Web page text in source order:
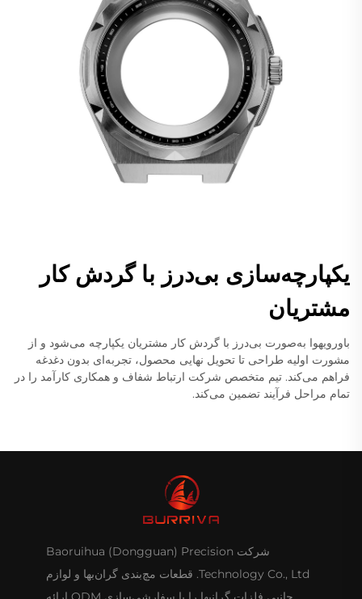
یکپارچه‌سازی بی‌درز با گردش کار
مشتریان
باورویهوا به‌صورت بی‌درز با گردش کار مشتریان یکپارچه می‌شود و از
مشورت اولیه طراحی تا تحویل نهایی محصول، تجربه‌ای بدون دغدغه
فراهم می‌کند. تیم متخصص شرکت ارتباط شفاف و همکاری کارآمد را در
تمام مراحل فرآیند تضمین می‌کند.
شرکت Baoruihua (Dongguan) Precision
Technology Co., Ltd. قطعات مچ‌بندی گران‌بها و لوازم